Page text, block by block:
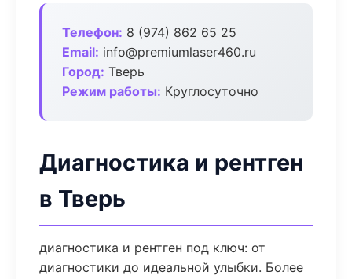
Телефон: 8 (974) 862 65 25
Email: info@premiumlaser460.ru
Город: Тверь
Режим работы: Круглосуточно
Диагностика и рентген
в Тверь
диагностика и рентген под ключ: от
диагностики до идеальной улыбки. Более